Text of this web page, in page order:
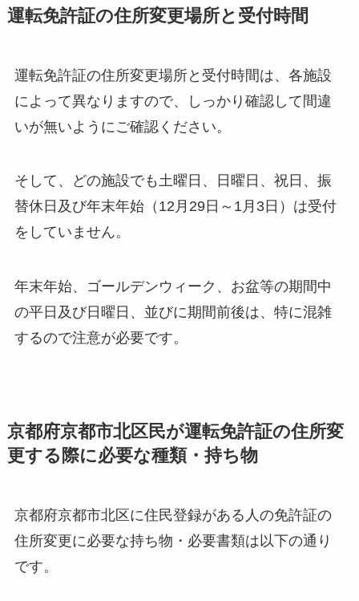
運転免許証の住所変更場所と受付時間
運転免許証の住所変更場所と受付時間は、各施設
によって異なりますので、しっかり確認して間違
いが無いようにご確認ください。
そして、どの施設でも土曜日、日曜日、祝日、振
替休日及び年末年始（12月29日～1月3日）は受付
をしていません。
年末年始、ゴールデンウィーク、お盆等の期間中
の平日及び日曜日、並びに期間前後は、特に混雑
するので注意が必要です。
京都府京都市北区民が運転免許証の住所変
更する際に必要な種類・持ち物
京都府京都市北区に住民登録がある人の免許証の
住所変更に必要な持ち物・必要書類は以下の通り
です。